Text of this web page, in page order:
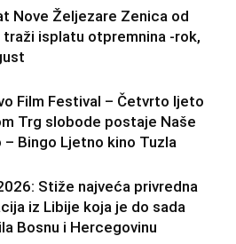
Nove Željezare Zenica od
traži isplatu otpremnina -rok,
Film Festival – Četvrto ljeto
Trg slobode postaje Naše
– Bingo Ljetno kino Tuzla
Stiže najveća privredna
iz Libije koja je do sada
Bosnu i Hercegovinu